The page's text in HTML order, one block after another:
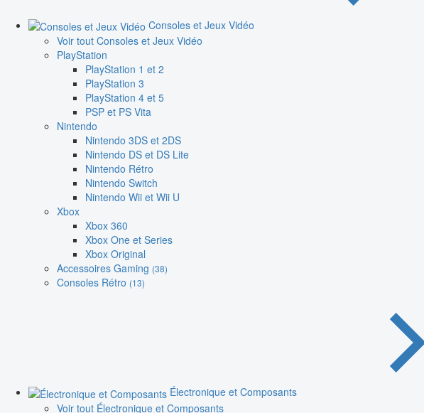
Consoles et Jeux Vidéo
Voir tout Consoles et Jeux Vidéo
PlayStation
PlayStation 1 et 2
PlayStation 3
PlayStation 4 et 5
PSP et PS Vita
Nintendo
Nintendo 3DS et 2DS
Nintendo DS et DS Lite
Nintendo Rétro
Nintendo Switch
Nintendo Wii et Wii U
Xbox
Xbox 360
Xbox One et Series
Xbox Original
Accessoires Gaming (38)
Consoles Rétro (13)
Électronique et Composants
Voir tout Électronique et Composants